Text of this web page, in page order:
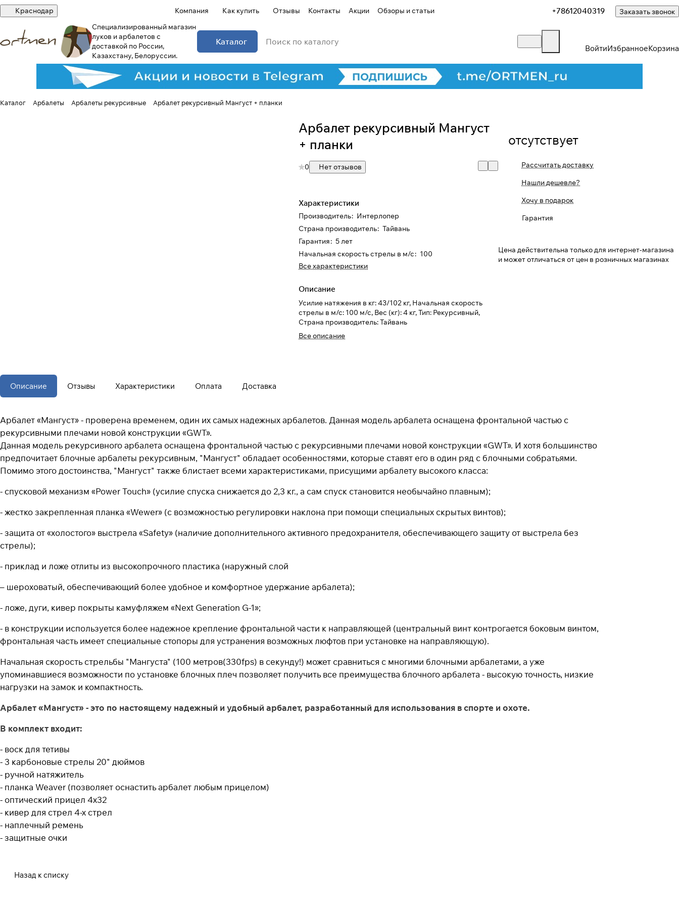
Краснодар Компания Как купить Отзывы Контакты Акции Обзоры и статьи +78612040319 Заказать звонок
Специализированный магазин
луков и арбалетов с
доставкой по России,
Казахстану, Белоруссии.
Каталог
ВойтиИзбранноеКорзина
Каталог Арбалеты Арбалеты рекурсивные Арбалет рекурсивный Мангуст + планки
Арбалет рекурсивный Мангуст
+ планки
0 Нет отзывов
Характеристики
Производитель: Интерлопер
Страна производитель: Тайвань
Гарантия: 5 лет
Начальная скорость стрелы в м/с: 100
Все характеристики
Описание
Усилие натяжения в кг: 43/102 кг, Начальная скорость
стрелы в м/с: 100 м/с, Вес (кг): 4 кг, Тип: Рекурсивный,
Страна производитель: Тайвань
Все описание
отсутствует
Рассчитать доставку
Нашли дешевле?
Хочу в подарок
Гарантия
Цена действительна только для интернет-магазина
и может отличаться от цен в розничных магазинах
Описание Отзывы Характеристики Оплата Доставка
Арбалет «Мангуст» - проверена временем, один их самых надежных арбалетов. Данная модель арбалета оснащена фронтальной частью с
рекурсивными плечами новой конструкции «GWT».
Данная модель рекурсивного арбалета оснащена фронтальной частью с рекурсивными плечами новой конструкции «GWT». И хотя большинство
предпочитает блочные арбалеты рекурсивным, "Мангуст" обладает особенностями, которые ставят его в один ряд с блочными собратьями.
Помимо этого достоинства, "Мангуст" также блистает всеми характеристиками, присущими арбалету высокого класса:
- спусковой механизм «Power Touch» (усилие спуска снижается до 2,3 кг., а сам спуск становится необычайно плавным);
- жестко закрепленная планка «Wewer» (с возможностью регулировки наклона при помощи специальных скрытых винтов);
- защита от «холостого» выстрела «Safety» (наличие дополнительного активного предохранителя, обеспечивающего защиту от выстрела без
стрелы);
- приклад и ложе отлиты из высокопрочного пластика (наружный слой
– шероховатый, обеспечивающий более удобное и комфортное удержание арбалета);
- ложе, дуги, кивер покрыты камуфляжем «Next Generation G-1»;
- в конструкции используется более надежное крепление фронтальной части к направляющей (центральный винт контрогается боковым винтом,
фронтальная часть имеет специальные стопоры для устранения возможных люфтов при установке на направляющую).
Начальная скорость стрельбы "Мангуста" (100 метров(330fps) в секунду!) может сравниться с многими блочными арбалетами, а уже
упоминавшиеся возможности по установке блочных плеч позволяет получить все преимущества блочного арбалета - высокую точность, низкие
нагрузки на замок и компактность.
Арбалет «Мангуст» - это по настоящему надежный и удобный арбалет, разработанный для использования в спорте и охоте.
В комплект входит:
- воск для тетивы
- 3 карбоновые стрелы 20" дюймов
- ручной натяжитель
- планка Weaver (позволяет оснастить арбалет любым прицелом)
- оптический прицел 4х32
- кивер для стрел 4-х стрел
- наплечный ремень
- защитные очки
Назад к списку
Для клиентов всех банков
оплату на части
При оформлении заказавыберите метод оплаты
Оплачивайте сегодня только25% картой любого
Получайте товар
Оставшиеся
применяются.